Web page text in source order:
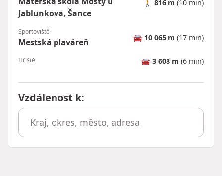
Jablunkova, Šance
🚶 816 m (10 min)
Sportoviště
Mestská plaváreň 🚘 10 065 m (17 min)
Hřiště 🚘 3 608 m (6 min)
Vzdálenost k: